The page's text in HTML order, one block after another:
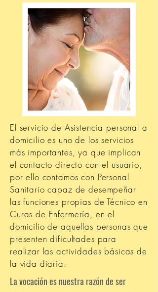
El servicio de Asistencia personal a
domicilio es uno de los servicios
más importantes, ya que implican
el contacto directo con el usuario,
por ello contamos con Personal
Sanitario capaz de desempeñar
las funciones propias de Técnico en
Curas de Enfermería, en el
domicilio de aquellas personas que
presenten dificultades para
realizar las actividades básicas de
la vida diaria.
La vocación es nuestra razón de ser